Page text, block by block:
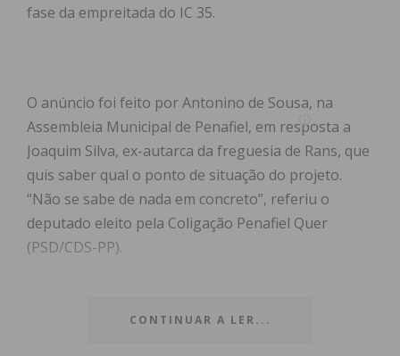
fase da empreitada do IC 35.
O anúncio foi feito por Antonino de Sousa, na
Assembleia Municipal de Penafiel, em resposta a
Joaquim Silva, ex-autarca da freguesia de Rans, que
quis saber qual o ponto de situação do projeto.
“Não se sabe de nada em concreto”, referiu o
deputado eleito pela Coligação Penafiel Quer
(PSD/CDS-PP).
fase, entre Penafiel e Rans, vai acontecer no
CONTINUAR A LER...